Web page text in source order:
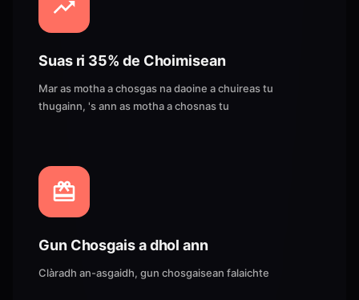
Suas ri 35% de Choimisean
Mar as motha a chosgas na daoine a chuireas tu
thugainn, 's ann as motha a chosnas tu
Gun Chosgais a dhol ann
Clàradh an-asgaidh, gun chosgaisean falaichte